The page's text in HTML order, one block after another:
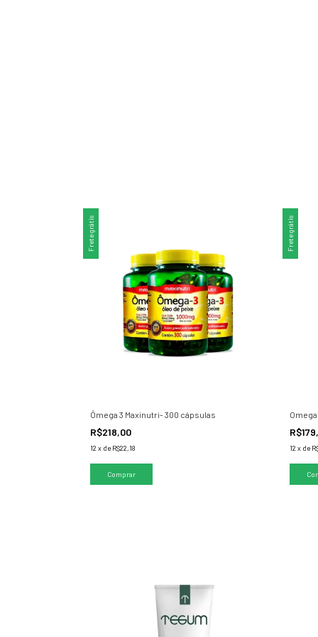
Frete grátis
Ômega 3 Maxinutri- 300 cápsulas
R$218,00
12 x de R$22,18
Frete grátis
12 x de